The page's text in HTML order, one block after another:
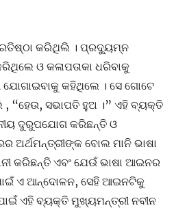
କରିଥିଲି । ପ୍ରଦ୍ୟୁମ୍ନ
ଓ କଳାପତାକା ଧରିବାକୁ
ଯୋଗାଇବାକୁ କହିଥିଲେ । ସେ ଗୋଟେ
, “ହେଉ, ସଭାପତି ହୁଅ ।” ଏହି ବ୍ୟକ୍ତି
ଦୁରୁପଯୋଗ କରିଛନ୍ତି ଓ
ଅର୍ଥମନ୍ତ୍ରୀଙ୍କ ବୋଲ ମାନି ଭାଷା
କରିଛନ୍ତି ଏବଂ ଯେଉଁ ଭାଷା ଆଇନର
ପାଇଁ ଏ ଆନ୍ଦୋଳନ, ସେହି ଆଇନଟିକୁ
ଏହି ବ୍ୟକ୍ତି ମୁଖ୍ୟମନ୍ତ୍ରୀ ନବୀନ